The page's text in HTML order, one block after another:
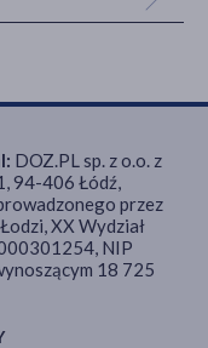
DOZ.PL sp. z o.o. z
94-406 Łódź,
przez
XX Wydział
NIP
18 725